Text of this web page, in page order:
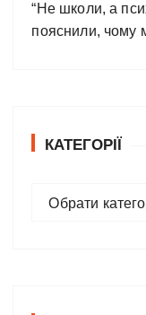
“Не школи, а
пояснили, чому
КАТЕГОРІЇ
Обрати